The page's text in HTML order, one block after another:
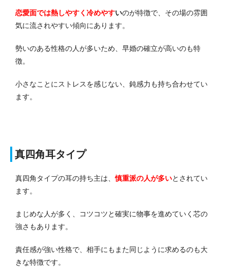
恋愛面では熱しやすく冷めやすいのが特徴で、その場の雰囲
気に流されやすい傾向にあります。
勢いのある性格の人が多いため、早婚の確立が高いのも特
徴。
小さなことにストレスを感じない、鈍感力も持ち合わせてい
ます。
真四角耳タイプ
真四角タイプの耳の持ち主は、慎重派の人が多いとされてい
ます。
まじめな人が多く、コツコツと確実に物事を進めていく芯の
強さもあります。
責任感が強い性格で、相手にもまた同じように求めるのも大
きな特徴です。